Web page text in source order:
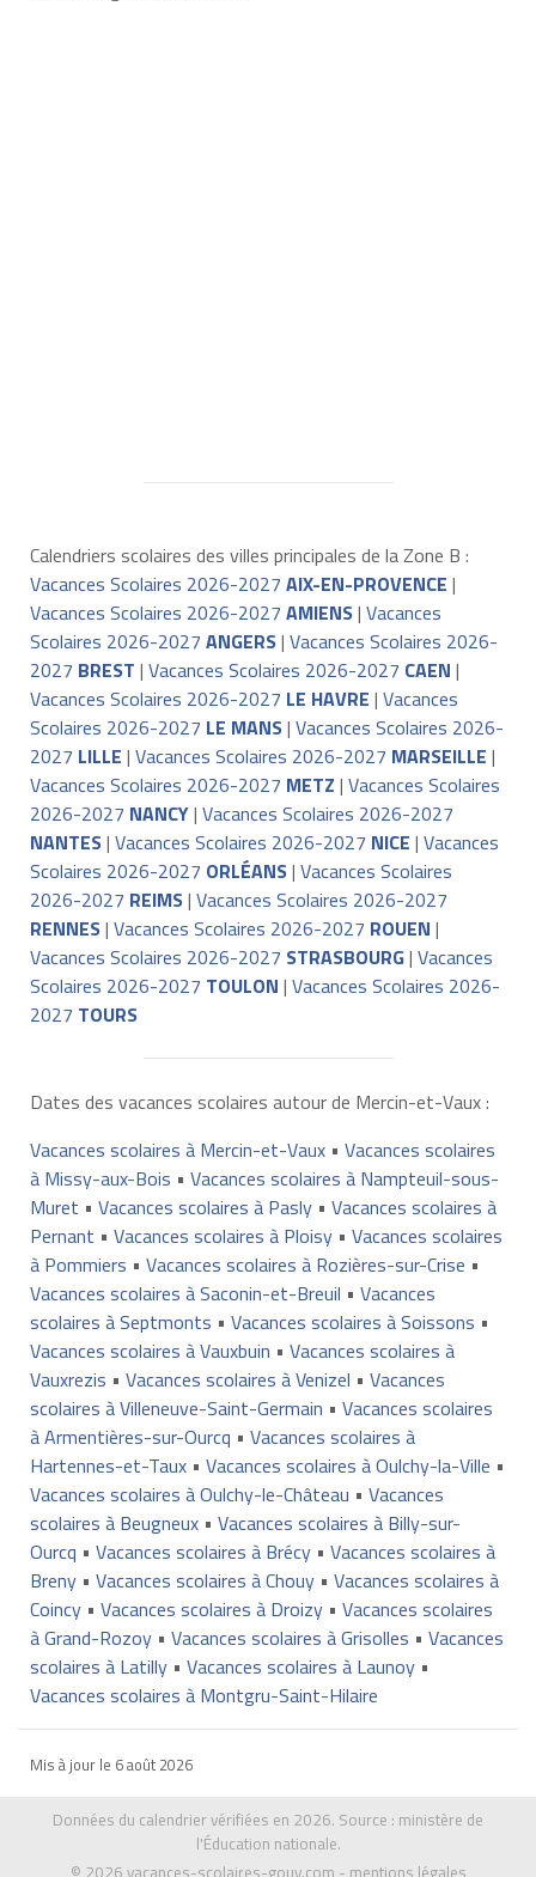
Calendriers scolaires des villes principales de la Zone B :
Vacances Scolaires 2026-2027 AIX-EN-PROVENCE |
Vacances Scolaires 2026-2027 AMIENS| Vacances
Scolaires 2026-2027 ANGERS| Vacances Scolaires 2026-
2027 BREST | Vacances Scolaires 2026-2027 CAEN |
Vacances Scolaires 2026-2027 LE HAVRE | Vacances
Scolaires 2026-2027 LE MANS| Vacances Scolaires 2026-
2027 LILLE | Vacances Scolaires 2026-2027 MARSEILLE |
Vacances Scolaires 2026-2027 METZ | Vacances Scolaires
2026-2027 NANCY| Vacances Scolaires 2026-2027
NANTES| Vacances Scolaires 2026-2027 NICE | Vacances
Scolaires 2026-2027 ORLÉANS| Vacances Scolaires
2026-2027 REIMS| Vacances Scolaires 2026-2027
RENNES| Vacances Scolaires 2026-2027 ROUEN |
Vacances Scolaires 2026-2027 STRASBOURG| Vacances
Scolaires 2026-2027 TOULON | Vacances Scolaires 2026-
2027 TOURS
Dates des vacances scolaires autour de Mercin-et-Vaux :
Vacances scolaires à Mercin-et-Vaux• Vacances scolaires
à Missy-aux-Bois • Vacances scolaires à Nampteuil-sous-
Muret • Vacances scolaires à Pasly• Vacances scolaires à
Pernant • Vacances scolaires à Ploisy• Vacances scolaires
à Pommiers • Vacances scolaires à Rozières-sur-Crise •
Vacances scolaires à Saconin-et-Breuil • Vacances
scolaires à Septmonts • Vacances scolaires à Soissons •
Vacances scolaires à Vauxbuin • Vacances scolaires à
Vauxrezis • Vacances scolaires à Venizel • Vacances
scolaires à Villeneuve-Saint-Germain • Vacances scolaires
à Armentières-sur-Ourcq • Vacances scolaires à
Hartennes-et-Taux• Vacances scolaires à Oulchy-la-Ville •
Vacances scolaires à Oulchy-le-Château • Vacances
scolaires à Beugneux• Vacances scolaires à Billy-sur-
Ourcq • Vacances scolaires à Brécy• Vacances scolaires à
Breny• Vacances scolaires à Chouy• Vacances scolaires à
Coincy• Vacances scolaires à Droizy• Vacances scolaires
à Grand-Rozoy• Vacances scolaires à Grisolles • Vacances
scolaires à Latilly• Vacances scolaires à Launoy•
Vacances scolaires à Montgru-Saint-Hilaire
Mis à jour le 6 août 2026
Données du calendrier vérifiées en 2026. Source : ministère de
l'Éducation nationale.